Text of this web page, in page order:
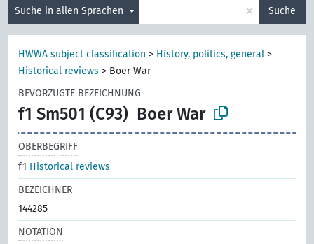
Suche in allen Sprachen × Suche
HWWA subject classification > History, politics, general >
Historical reviews > Boer War
BEVORZUGTE BEZEICHNUNG
f1 Sm501 (C93) Boer War
OBERBEGRIFF
f1 Historical reviews
BEZEICHNER
144285
NOTATION